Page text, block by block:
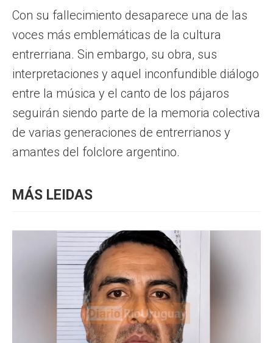
Con su fallecimiento desaparece una de las
voces más emblemáticas de la cultura
entrerriana. Sin embargo, su obra, sus
interpretaciones y aquel inconfundible diálogo
entre la música y el canto de los pájaros
seguirán siendo parte de la memoria colectiva
de varias generaciones de entrerrianos y
amantes del folclore argentino.
MÁS LEIDAS